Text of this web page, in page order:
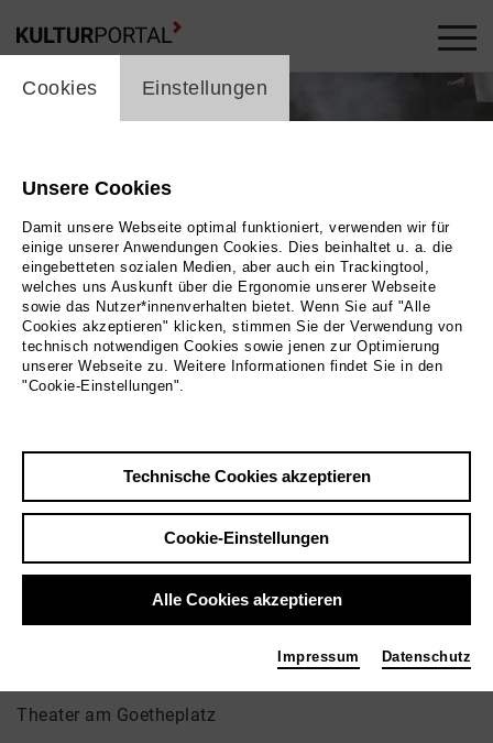
Kleid. |
Übersicht
Theater am Goetheplatz
cookie_layer
Cookies Einstellungen
Unsere Cookies
Damit unsere Webseite optimal funktioniert, verwenden wir für
einige unserer Anwendungen Cookies. Dies beinhaltet u. a. die
eingebetteten sozialen Medien, aber auch ein Trackingtool,
welches uns Auskunft über die Ergonomie unserer Webseite
sowie das Nutzer*innenverhalten bietet. Wenn Sie auf "Alle
Cookies akzeptieren" klicken, stimmen Sie der Verwendung von
technisch notwendigen Cookies sowie jenen zur Optimierung
unserer Webseite zu. Weitere Informationen findet Sie in den
"Cookie-Einstellungen".
Technische Cookies akzeptieren
Cookie-Einstellungen
Alle Cookies akzeptieren
Impressum Datenschutz